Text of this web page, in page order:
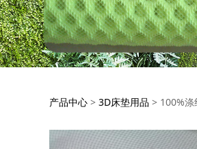
100%涤纶
产品中心 > 3D床垫用品 > 100%